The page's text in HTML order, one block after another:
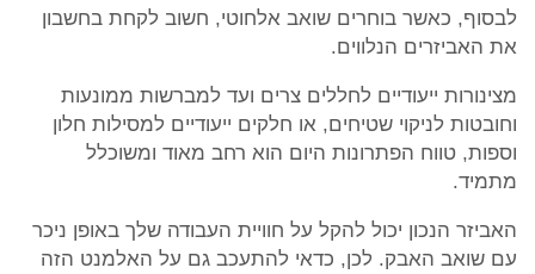
לבסוף, כאשר בוחרים שואב אלחוטי, חשוב לקחת בחשבון
את האביזרים הנלווים.
מצינורות ייעודיים לחללים צרים ועד למברשות ממונעות
וחובטות לניקוי שטיחים, או חלקים ייעודיים למסילות חלון
וספות, טווח הפתרונות היום הוא רחב מאוד ומשוכלל
מתמיד.
האביזר הנכון יכול להקל על חוויית העבודה שלך באופן ניכר
עם שואב האבק. לכן, כדאי להתעכב גם על האלמנט הזה